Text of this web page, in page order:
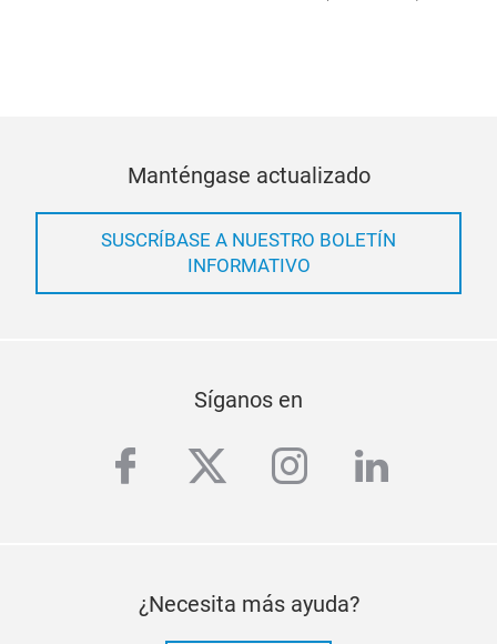
Manténgase actualizado
SUSCRÍBASE A NUESTRO BOLETÍN
INFORMATIVO
Síganos en
facebook
twitterinstagram
linkedin
¿Necesita más ayuda?